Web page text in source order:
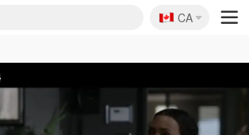
🇨🇦
CA